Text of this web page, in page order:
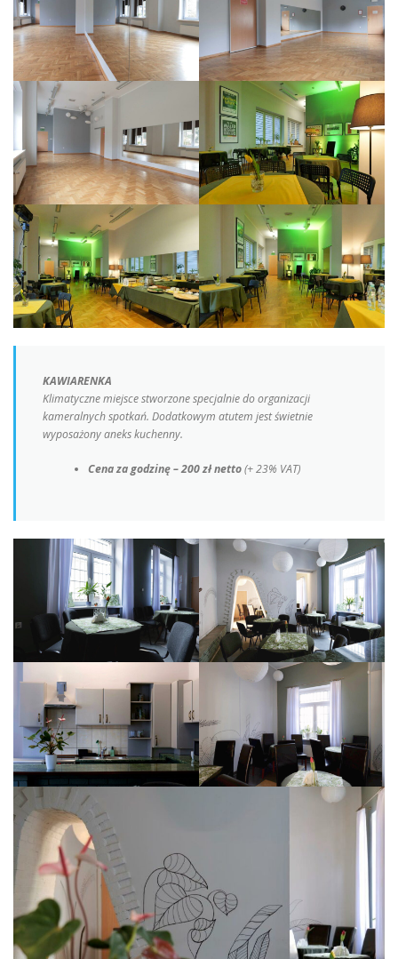
KAWIARENKA
Klimatyczne miejsce stworzone specjalnie do organizacji
kameralnych spotkań. Dodatkowym atutem jest świetnie
wyposażony aneks kuchenny.
Cena za godzinę – 200 zł netto(+ 23% VAT)